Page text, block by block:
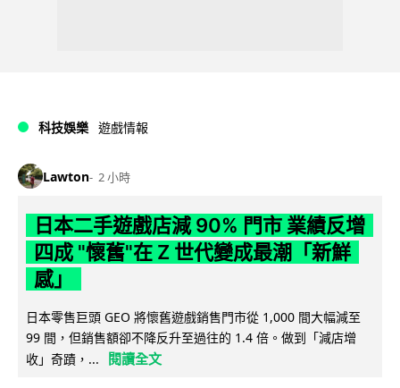
科技娛樂 遊戲情報
Lawton 2 小時
日本二手遊戲店減 90% 門市 業績反增
四成 "懷舊"在 Z 世代變成最潮「新鮮
感」
日本零售巨頭 GEO 將懷舊遊戲銷售門市從 1,000 間大幅減至
99 間，但銷售額卻不降反升至過往的 1.4 倍。做到「減店增
收」奇蹟，...
閱讀全文